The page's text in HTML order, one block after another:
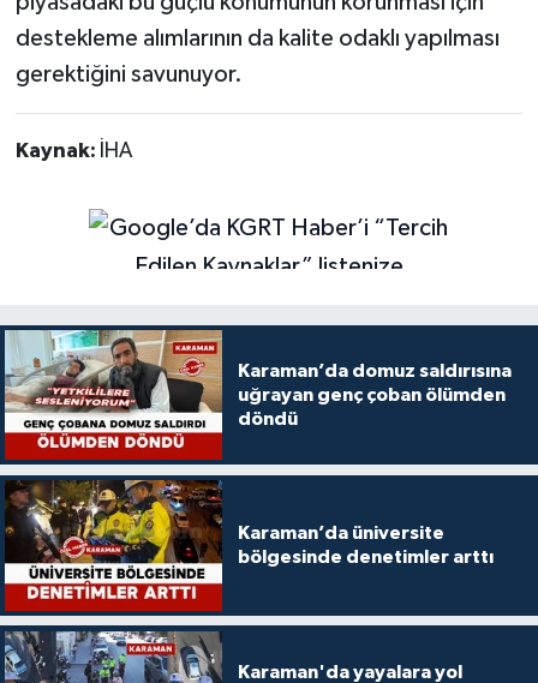
destekleme alımlarının da kalite odaklı yapılması
gerektiğini savunuyor.
Kaynak: İHA
Karaman’da domuz saldırısına
uğrayan genç çoban ölümden
döndü
Karaman’da üniversite
bölgesinde denetimler arttı
Karaman'da yayalara yol